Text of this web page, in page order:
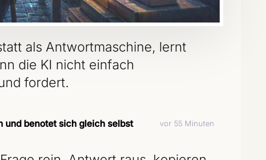
als Antwortmaschine, lernt
die KI nicht einfach
fordert.
und benotet sich gleich selbst vor 55 Minuten